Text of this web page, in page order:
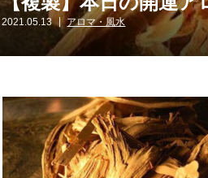
2021.05.13 アロマ・風水